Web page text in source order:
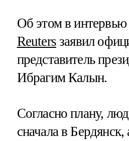
Об этом в интервью
Reutersзаявил
представитель
Ибрагим Калын.
Согласно плану,
сначала в